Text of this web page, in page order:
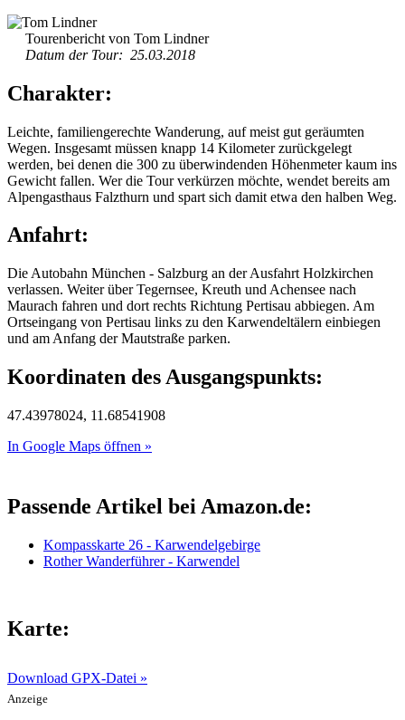
Tourenbericht von Tom Lindner
Datum der Tour: 25.03.2018
Charakter:
Leichte, familiengerechte Wanderung, auf meist gut geräumten
Wegen. Insgesamt müssen knapp 14 Kilometer zurückgelegt
werden, bei denen die 300 zu überwindenden Höhenmeter kaum ins
Gewicht fallen. Wer die Tour verkürzen möchte, wendet bereits am
Alpengasthaus Falzthurn und spart sich damit etwa den halben Weg.
Anfahrt:
Die Autobahn München - Salzburg an der Ausfahrt Holzkirchen
verlassen. Weiter über Tegernsee, Kreuth und Achensee nach
Maurach fahren und dort rechts Richtung Pertisau abbiegen. Am
Ortseingang von Pertisau links zu den Karwendeltälern einbiegen
und am Anfang der Mautstraße parken.
Koordinaten des Ausgangspunkts:
47.43978024, 11.68541908
In Google Maps öffnen »
Passende Artikel bei Amazon.de:
Kompasskarte 26 - Karwendelgebirge
Rother Wanderführer - Karwendel
Karte:
Download GPX-Datei »
Anzeige